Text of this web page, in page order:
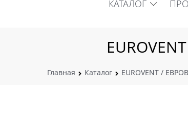
КАТАЛОГ
Главная Каталог EUROVENT /